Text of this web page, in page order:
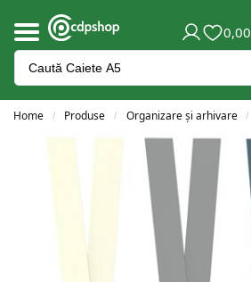
0,00
Home / Produse / Organizare și arhivare /